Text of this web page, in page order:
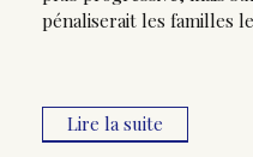
pénaliserait les familles
Lire la suite